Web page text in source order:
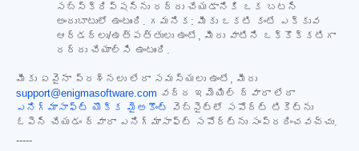
సబ్‌స్క్రిప్షన్‌ను రద్దు చేయడానికి ఒక బటన్
అందుబాటులో ఉంటుంది. గమనిక: మీకు ఒకటి కంటే ఎక్కువ
ఆర్డర్‌లు/ఉత్పత్తులు ఉంటే, మీరు వాటిని ఒక్కొక్కటిగా
రద్దు చేయాల్సి ఉంటుంది.
మీకు ఏవైనా ప్రశ్నలు లేదా సమస్యలు ఉంటే, మీరు
support@enigmasoftware.com వద్ద ఇమెయిల్ ద్వారా లేదా
ఎనిగ్మాసాఫ్ట్ యొక్క మైఅకౌంట్
వెబ్‌సైట్‌లో సపోర్ట్ టికెట్‌ను
ఓపెన్ చేయడం ద్వారా ఎనిగ్మాసాఫ్ట్ సపోర్ట్‌ను సంప్రదించవచ్చు.
-----